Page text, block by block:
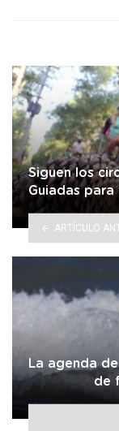
Siguen los
Guiadas
ARTÍCULO
La agenda
de